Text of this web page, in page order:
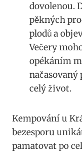
dovolenou.
pěkných
plodů a
Večery
opékáním
celý život.
Kempování u
bezesporu
pamatovat po